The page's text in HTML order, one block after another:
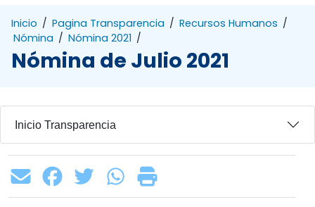
Inicio / Pagina Transparencia / Recursos Humanos /
Nómina / Nómina 2021 /
Nómina de Julio 2021
Inicio Transparencia